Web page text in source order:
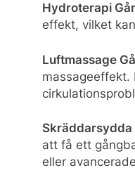
Hydroterapi
effekt, vilket
Luftmassage
massageeffekt.
att få ett
eller